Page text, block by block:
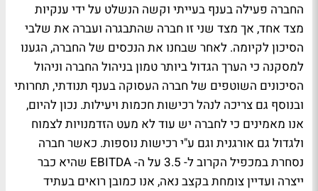
החברה פעילה בענף בעייתי וקשה הנשלט על ידי ענקיות
מצד אחד, אך מצד שני זו חברה שהתבגרה ועברה את שלבי
הסיכון לקיומה. לאחר שבחנו את הנכסים של החברה, הגענו
למסקנה כי הערך הגדול ביותר טמון בניהול החברה וניהול
הסיכונים השוטפים של חברה העסוקה בענף תנודתי, תחרותי
ובנוסף גם צריכה לנהל רכישות חכמות ויעילות. נכון להיום,
אנו מאמינים כי לחברה יש עוד לא מעט הזדמנויות לצמוח
ולגדול גם אורגנית וגם ע"י רכישות נוספות. כאשר חברה
נסחרת במכפיל הקרוב ל- 3.5 על ה- EBITDA שהיא כבר
ייצרה ועדיין צומחת בקצב נאה, אנו כמובן רואים בעתיד